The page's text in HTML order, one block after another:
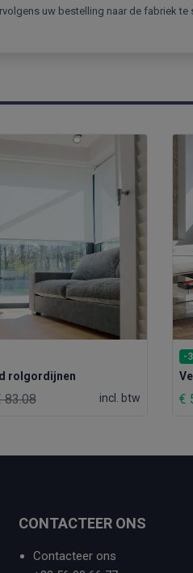
uw bestelling naar de fabriek te
rolgordijnen
83.08 incl. btw
-
€
CONTACTEER ONS
Contacteer ons